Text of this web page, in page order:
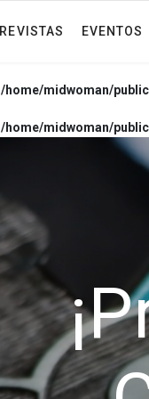
REVISTAS EVENTOS
/home/midwoman/
/home/midwoman/